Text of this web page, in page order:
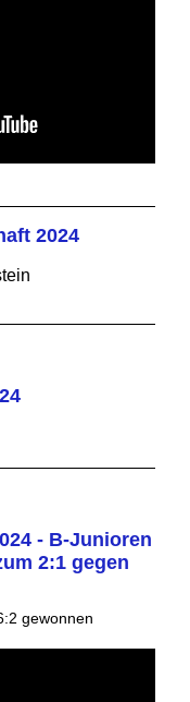
2024
- B-Junioren
2:1 gegen
gewonnen